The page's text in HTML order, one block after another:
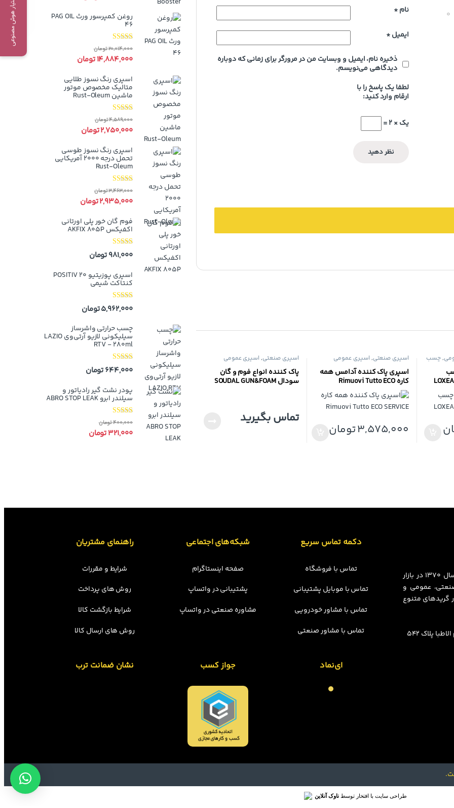
0
نام*
ایمیل*
ذخیره نام، ایمیل و وبسایت من در مرورگر برای زمانی که دوباره
دیدگاهی می‌نویسم.
لطفا یک پاسخ را با
ارقام وارد کنید:
یک × 2 =
,چسب اسپری صنعتی, اسپری عمومی
اسپری پاک کننده آدامس همه
کاره Rimuovi Tutto ECO
SERVICE
3,575,000تومان
اسپری صنعتی, اسپری عمومی
پاک کننده انواع فوم و گان
سودال SOUDAL GUN&FOAM
تماس بگیرید
روغن کمپرسور ورث PAG OIL
46
نمره5.00از
14,884,000تومان
20,014,000تومان
اسپری رنگ نسوز طلایی
متالیک مخصوص موتور
ماشین Rust-Oleum
نمره5.00از
2,750,000تومان
4,589,000تومان
اسپری رنگ نسوز طوسی
تحمل درجه ۲۰۰۰ آمریکایی
Rust-Oleum
نمره5.00از
2,935,000تومان
3,463,000تومان
فوم گان خور پلی اورتانی
اکفیکس AKFIX 805P
نمره 5.00از
5
981,000تومان
اسپری پوزیتیو 20 POSITIV
کنتاکت شیمی
نمره5.00از
5
5,962,000تومان
چسب حرارتی واشرساز
سیلیکونی لازیو آر‌تی‌وی LAZIO
RTV - 280ml
نمره4.00
از 5
644,000تومان
پودر نشت گیر رادیاتور و
سیلندر ابرو ABRO STOP LEAK
نمره4.00
321,000تومان
400,000تومان
مجموعه چسبینه فعالیت خود را در قالب فروشگاه فیزیکی از سال ۱۳۷۰ در بازار
عمومی و
متنوع
پلاک 542
دکمه تماس سریع
تماس با فروشگاه
تماس با موبایل پشتیبانی
تماس با مشاور خودرویی
تماس با مشاور صنعتی
شبکه‌های اجتماعی
صفحه اینستاگرام
پشتیبانی در واتساپ
مشاوره صنعتی در واتساپ
راهنمای مشتریان
شرایط و مقررات
روش های پرداخت
شرایط بازگشت کالا
روش های ارسال کالا
ای‌نماد جواز کسب نشان ضمانت ترب
طراحی سایت با افتخار توسط ناوک آنلاین
دستیار هوش مصنوعی